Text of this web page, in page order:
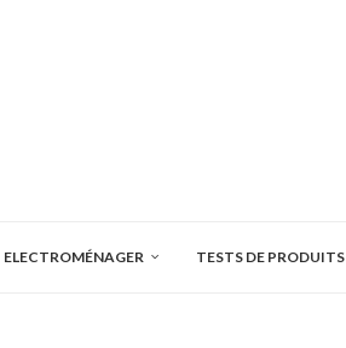
ELECTROMÉNAGER TESTS DE PRODUITS